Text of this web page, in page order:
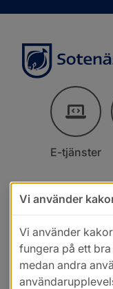
E-tjänster
Vi använder
Vi använder
fungera på ett
medan andra